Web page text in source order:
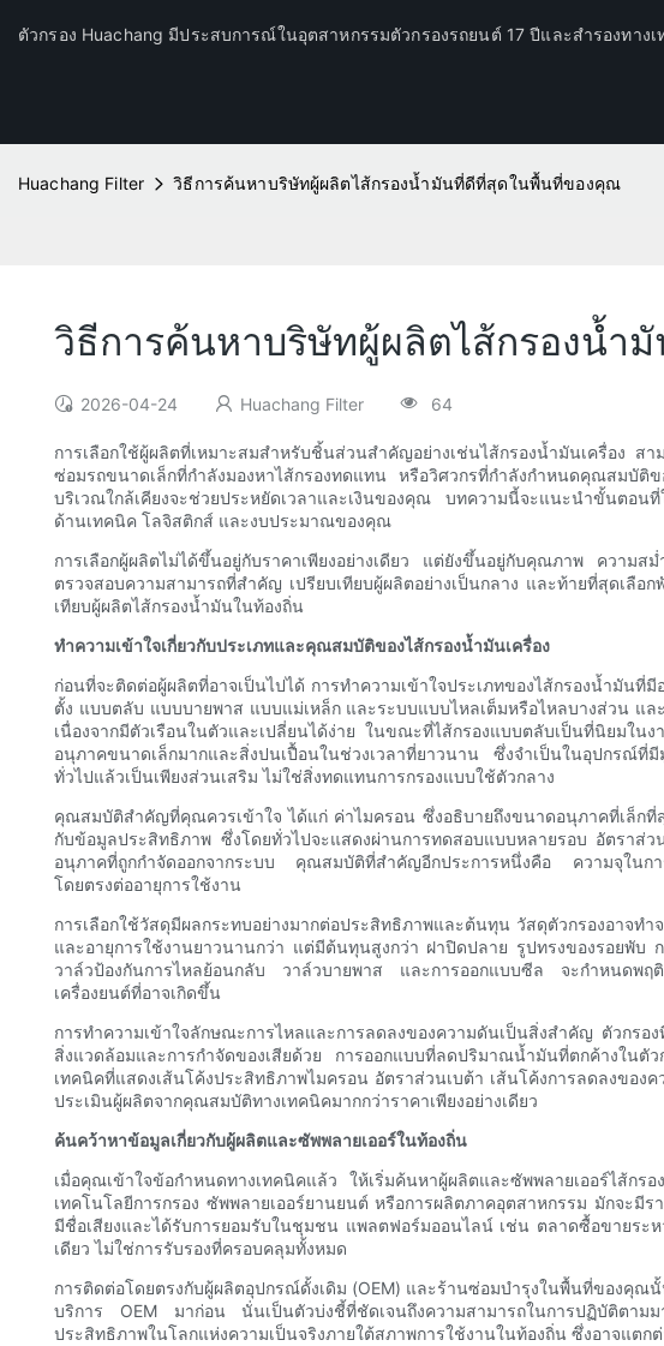
ตัวกรอง Huachang มีประสบการณ์ในอุตสาหกรรมตัวกรองรถยนต์ 17 ปีและสำรองทาง
Huachang Filter วิธีการค้นหาบริษัทผู้ผลิตไส้กรองน้ำมันที่ดีที่สุดในพื้นที่ของคุณ
วิธีการค้นหาบริษัทผู้ผลิตไส้กรองน้
2026-04-24 Huachang Filter 64
การเลือกใช้ผู้ผลิตที่เหมาะสมสำหรับชิ้นส่วนสำคัญอย่างเช่นไส้กรองน้ำมันเครื่อง
ซ่อมรถขนาดเล็กที่กำลังมองหาไส้กรองทดแทน หรือวิศวกรที่กำลังกำหนดคุณสมบัติ
บริเวณใกล้เคียงจะช่วยประหยัดเวลาและเงินของคุณ บทความนี้จะแนะนำขั้นตอน
ด้านเทคนิค โลจิสติกส์ และงบประมาณของคุณ
การเลือกผู้ผลิตไม่ได้ขึ้นอยู่กับราคาเพียงอย่างเดียว แต่ยังขึ้นอยู่กับคุณภาพ ความ
ตรวจสอบความสามารถที่สำคัญ เปรียบเทียบผู้ผลิตอย่างเป็นกลาง และท้ายที่สุดเลื
เทียบผู้ผลิตไส้กรองน้ำมันในท้องถิ่น
ทำความเข้าใจเกี่ยวกับประเภทและคุณสมบัติของไส้กรองน้ำมันเครื่อง
ก่อนที่จะติดต่อผู้ผลิตที่อาจเป็นไปได้ การทำความเข้าใจประเภทของไส้กรองน้ำมั
ตั้ง แบบตลับ แบบบายพาส แบบแม่เหล็ก และระบบแบบไหลเต็มหรือไหลบางส่วน
เนื่องจากมีตัวเรือนในตัวและเปลี่ยนได้ง่าย ในขณะที่ไส้กรองแบบตลับเป็นที่นิยมใ
อนุภาคขนาดเล็กมากและสิ่งปนเปื้อนในช่วงเวลาที่ยาวนาน ซึ่งจำเป็นในอุปกรณ์ที่
ทั่วไปแล้วเป็นเพียงส่วนเสริม ไม่ใช่สิ่งทดแทนการกรองแบบใช้ตัวกลาง
คุณสมบัติสำคัญที่คุณควรเข้าใจ ได้แก่ ค่าไมครอน ซึ่งอธิบายถึงขนาดอนุภาคที่เล็กที่
กับข้อมูลประสิทธิภาพ ซึ่งโดยทั่วไปจะแสดงผ่านการทดสอบแบบหลายรอบ อัตรา
อนุภาคที่ถูกกำจัดออกจากระบบ คุณสมบัติที่สำคัญอีกประการหนึ่งคือ ความจุในกา
โดยตรงต่ออายุการใช้งาน
การเลือกใช้วัสดุมีผลกระทบอย่างมากต่อประสิทธิภาพและต้นทุน วัสดุตัวกรองอาจท
และอายุการใช้งานยาวนานกว่า แต่มีต้นทุนสูงกว่า ฝาปิดปลาย รูปทรงของรอยพั
วาล์วป้องกันการไหลย้อนกลับ วาล์วบายพาส และการออกแบบซีล จะกำหนดพฤติ
เครื่องยนต์ที่อาจเกิดขึ้น
การทำความเข้าใจลักษณะการไหลและการลดลงของความดันเป็นสิ่งสำคัญ ตัวกร
สิ่งแวดล้อมและการกำจัดของเสียด้วย การออกแบบที่ลดปริมาณน้ำมันที่ตกค้างในตั
เทคนิคที่แสดงเส้นโค้งประสิทธิภาพไมครอน อัตราส่วนเบต้า เส้นโค้งการลดลงขอ
ประเมินผู้ผลิตจากคุณสมบัติทางเทคนิคมากกว่าราคาเพียงอย่างเดียว
ค้นคว้าหาข้อมูลเกี่ยวกับผู้ผลิตและซัพพลายเออร์ในท้องถิ่น
เมื่อคุณเข้าใจข้อกำหนดทางเทคนิคแล้ว ให้เริ่มค้นหาผู้ผลิตและซัพพลายเออร์ไส้กร
เทคโนโลยีการกรอง ซัพพลายเออร์ยานยนต์ หรือการผลิตภาคอุตสาหกรรม มักจะ
มีชื่อเสียงและได้รับการยอมรับในชุมชน แพลตฟอร์มออนไลน์ เช่น ตลาดซื้อขายระ
เดียว ไม่ใช่การรับรองที่ครอบคลุมทั้งหมด
การติดต่อโดยตรงกับผู้ผลิตอุปกรณ์ดั้งเดิม (OEM) และร้านซ่อมบำรุงในพื้นที่ของคุณ
บริการ OEM มาก่อน นั่นเป็นตัวบ่งชี้ที่ชัดเจนถึงความสามารถในการปฏิบัติตามม
ประสิทธิภาพในโลกแห่งความเป็นจริงภายใต้สภาพการใช้งานในท้องถิ่น ซึ่งอาจแตก